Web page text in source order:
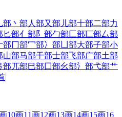
部 丶部 人部又部 儿部十部二部力
匕部亻部 阝部勹部匚部匸部厶部
部 冂部冖部冫部 凵部大部子部小
山部马部干部士部飞部广部土部
部兀部巳部囗部幺部氵部弋部艹
10画11画12画13画14画15画16